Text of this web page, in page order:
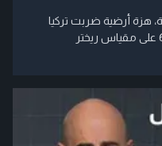
هزة أرضية ضربت تركيا
وسوريا قبل لحظات، بلغت شدّتها 6.5 على مقياس ريختر